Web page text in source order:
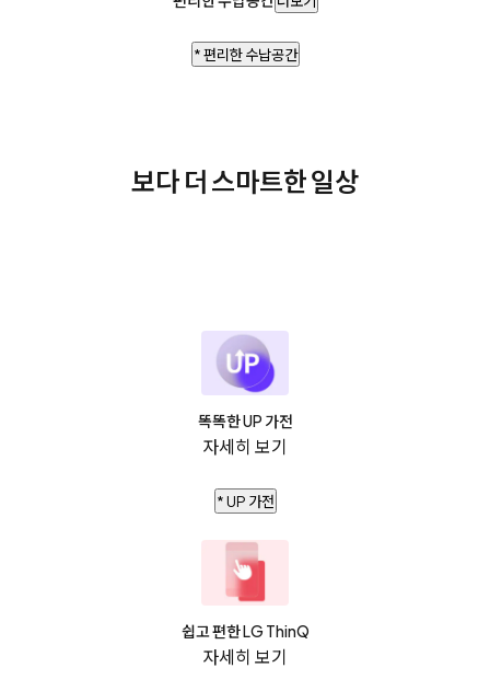
* 편리한 수납공간
보다 더 스마트한 일상
똑똑한 UP 가전
자세히 보기
* UP 가전
쉽고 편한 LG ThinQ
자세히 보기